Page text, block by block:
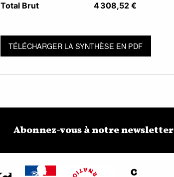
Total Brut 4 308,52€
TÉLÉCHARGER LA SYNTHÈSE EN PDF
Abonnez-vous à notre newsletter